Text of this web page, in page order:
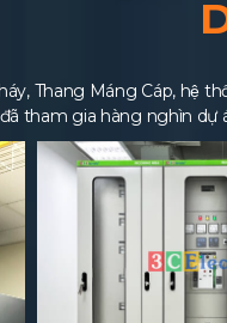
Thang Máng Cáp, hệ
tham gia hàng nghìn dự